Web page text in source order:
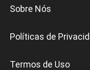
Sobre Nós
Políticas de
Termos de Uso